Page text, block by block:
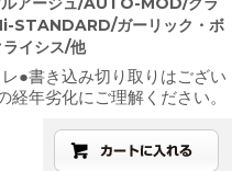
STANDARD/ガーリック・ボ
イシス/他
●書き込み切り取りはござい
年劣化にご理解ください。